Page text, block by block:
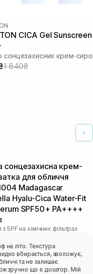
CICA Gel
сонцезахисних крем-
1 840₴
сонцезахисна крем-
для обличчя
Madagascar
Hyalu-Cica Water-Fit
SPF50+ PA++++
SPF на хімічних фільтрах
на літо. Текстура
вбирається, зволожує,
та не залишає
зручно що є дозатор. Мій